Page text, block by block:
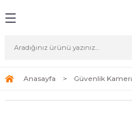
Sistemleri
Sistemleri (Network Kameraları)
Güvenlik
Duvarı) Cihazları
ve Depolama Ürünleri
Anasayfa Güvenlik